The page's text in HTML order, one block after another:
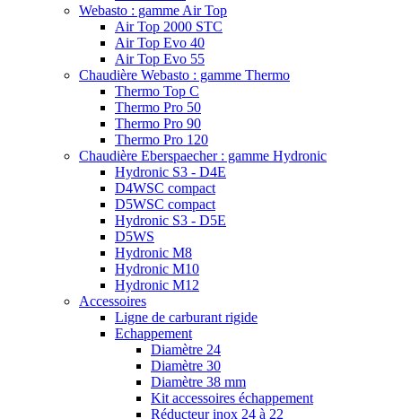
Webasto : gamme Air Top
Air Top 2000 STC
Air Top Evo 40
Air Top Evo 55
Chaudière Webasto : gamme Thermo
Thermo Top C
Thermo Pro 50
Thermo Pro 90
Thermo Pro 120
Chaudière Eberspaecher : gamme Hydronic
Hydronic S3 - D4E
D4WSC compact
D5WSC compact
Hydronic S3 - D5E
D5WS
Hydronic M8
Hydronic M10
Hydronic M12
Accessoires
Ligne de carburant rigide
Echappement
Diamètre 24
Diamètre 30
Diamètre 38 mm
Kit accessoires échappement
Réducteur inox 24 à 22